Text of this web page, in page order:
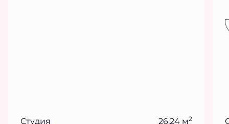
Студия 26.24 м2